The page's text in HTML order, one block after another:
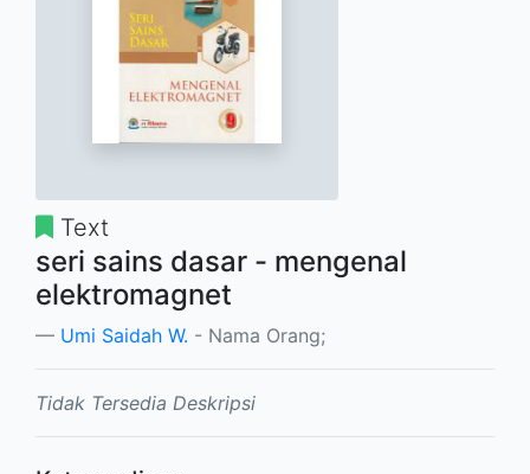
Text
seri sains dasar - mengenal
elektromagnet
Umi Saidah W. - Nama Orang;
Tidak Tersedia Deskripsi